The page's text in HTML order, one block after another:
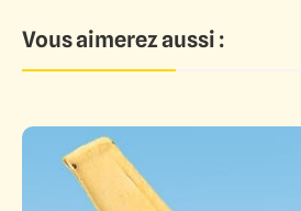
Vous aimerez aussi :